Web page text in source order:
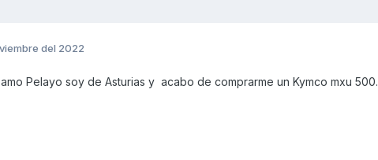
del 2022
Pelayo soy de Asturias y acabo de comprarme un Kymco mxu 500.